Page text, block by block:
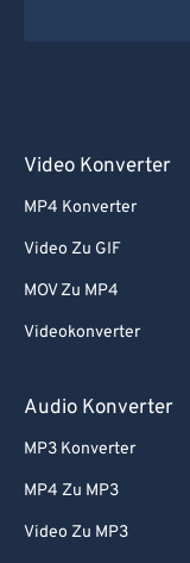
Video Konverter
MP4 Konverter
Video Zu GIF
MOV Zu MP4
Videokonverter
Audio Konverter
MP3 Konverter
MP4 Zu MP3
Video Zu MP3